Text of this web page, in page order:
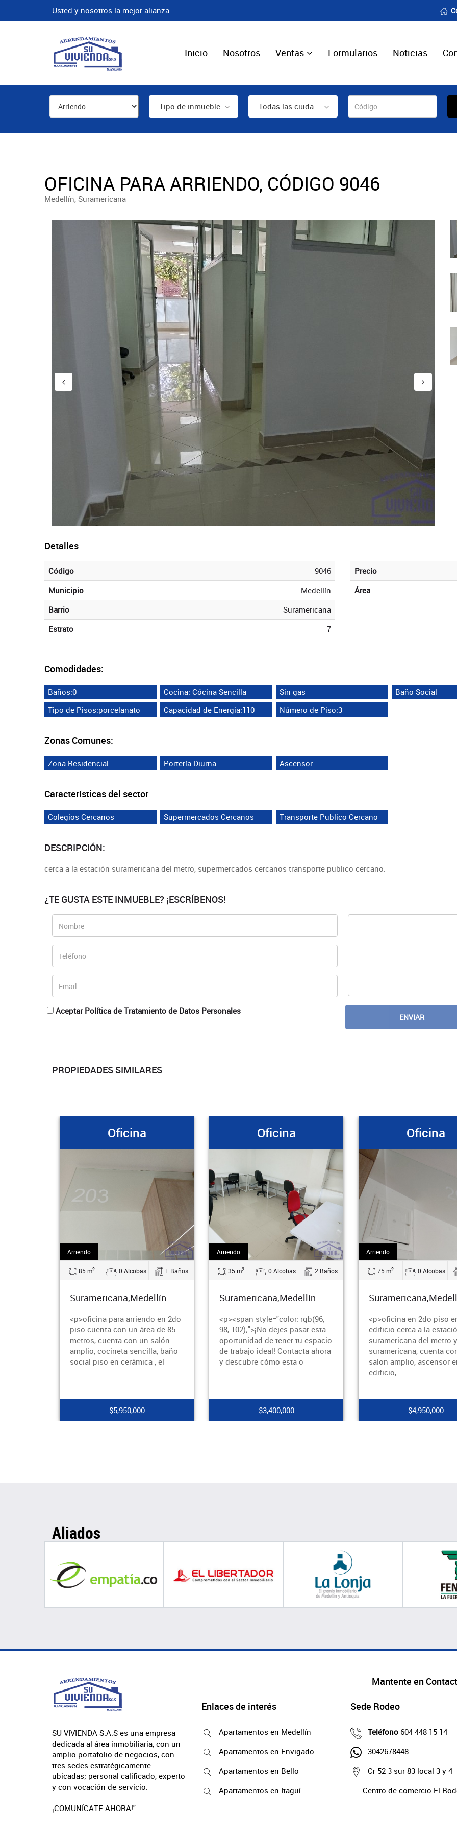
Usted y nosotros la mejor alianza
Inicio Nosotros Ventas Formularios Noticias
Tipo de inmueble Todas las ciudades
OFICINA PARA ARRIENDO, CÓDIGO 9046
Medellín, Suramericana
Detalles
Código
9046
Municipio
Medellín
Barrio
Suramericana
Estrato
7
Precio
Área
Comodidades:
Baños:0 Cocina: Cócina Sencilla Sin gas Baño Social
Tipo de Pisos:porcelanato
Capacidad de Energia:110 Número de Piso:3
Zonas Comunes:
Zona Residencial Portería:Diurna Ascensor
Características del sector
Colegios Cercanos Supermercados Cercanos Transporte Publico Cercano
DESCRIPCIÓN:
cerca a la estación suramericana del metro, supermercados cercanos transporte publico cercano.
¿TE GUSTA ESTE INMUEBLE? ¡ESCRÍBENOS!
Aceptar Política de Tratamiento de Datos Personales
PROPIEDADES SIMILARES
Oficina
Arriendo
85 m2 0 Alcobas 1 Baños
Suramericana,Medellín
<p>oficina para arriendo en 2do
piso cuenta con un área de 85
metros, cuenta con un salón
amplio, cocineta sencilla, baño
social piso en cerámica , el
$5,950,000
Oficina
Arriendo
35 m2 0 Alcobas 2 Baños
Suramericana,Medellín
<p><span style="color: rgb(96,
98, 102);">¡No dejes pasar esta
oportunidad de tener tu espacio
de trabajo ideal! Contacta ahora
y descubre cómo esta o
$3,400,000
Oficina
Arriendo
75 m2 0 Alcobas
<p>oficina en 2do piso
edificio cerca a la
suramericana del metro
suramericana, cuenta
salon amplio, ascensor
edificio,
$4,950,000
Aliados
SU VIVIENDA S.A.S es una empresa
dedicada al área inmobiliaria, con un
amplio portafolio de negocios, con
tres sedes estratégicamente
ubicadas; personal calificado, experto
y con vocación de servicio.
¡COMUNÍCATE AHORA!"
Mantente en
Enlaces de interés
Apartamentos en Medellín
Apartamentos en Envigado
Apartamentos en Bello
Apartamentos en Itagüí
Sede Rodeo
Teléfono604 448 15 14
3042678448
Cr 52 3 sur 83 local 3 y 4
Centro de comercio El